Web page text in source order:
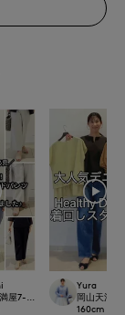
屋7-IDconcept.
Yura
岡山天満
160cm